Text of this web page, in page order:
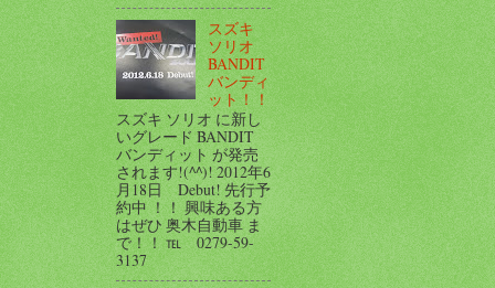
スズキ
ソリオ
BANDIT
バンディ
ット！！
スズキ ソリオ に新し
いグレード BANDIT
バンディット が発売
されます!(^^)! 2012年6
月18日 Debut! 先行予
約中 ！！ 興味ある方
はぜひ 奥木自動車 ま
で！！ ℡ 0279-59-
3137